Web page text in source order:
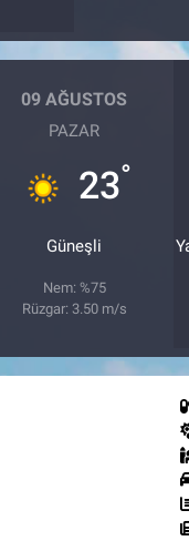
09 AĞUSTOS
PAZAR
23°
Güneşli
Nem: %75
Rüzgar: 3.50 m/s